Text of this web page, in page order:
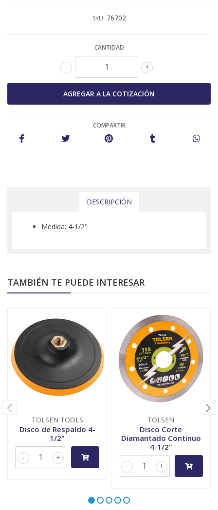
SKU: 76702
CANTIDAD
+
-
COMPARTIR
DESCRIPCIÓN
Medida: 4-1/2"
TAMBIÉN TE PUEDE INTERESAR
TOLSEN TOOLS
Disco de Respaldo 4-
1/2"
+
-
TOLSEN
Disco Corte
Diamantado Continuo
4-1/2"
+
-